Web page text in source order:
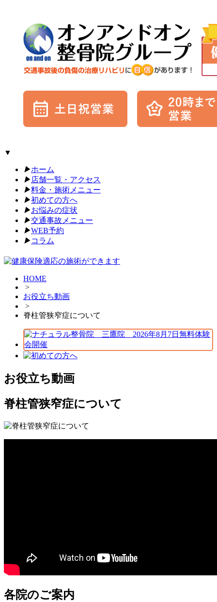
▼
▶︎ホーム
▶︎店舗一覧・アクセス
▶︎料金・施術メニュー
▶︎初めての方へ
▶︎お悩みの症状
▶︎交通事故メニュー
▶︎WEB予約
▶︎コラム
HOME
>
お役立ち動画
>
脊柱管狭窄症について
お役立ち動画
脊柱管狭窄症について
各院のご案内